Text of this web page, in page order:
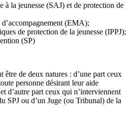
à la jeunesse (SAJ) et de protection de
(EMA);
de protection de la jeunesse (IPPJ);
(SP)
être de deux natures : d’une part ceux
personne désirant leur aide
d’autre part ceux qui n’interviennent
SPJ ou d’un Juge (ou Tribunal) de la